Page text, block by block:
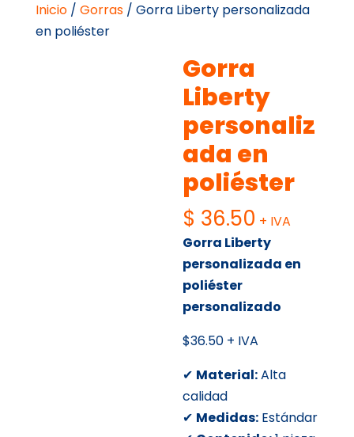
Inicio/ Gorras/ Gorra Liberty personalizada
en poliéster
Gorra
Liberty
personaliz
ada en
poliéster
$ 36.50 + IVA
Gorra Liberty
personalizada en
poliéster
personalizado
$36.50 + IVA
✔ Material:Alta
calidad
✔ Medidas: Estándar